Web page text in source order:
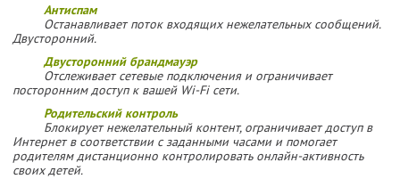
Антиспам
Останавливает поток входящих нежелательных сообщений.
Двусторонний.
Двусторонний брандмауэр
Отслеживает сетевые подключения и ограничивает
посторонним доступ к вашей Wi-Fi сети.
Родительский контроль
Блокирует нежелательный контент, ограничивает доступ в
Интернет в соответствии с заданными часами и помогает
родителям дистанционно контролировать онлайн-активность
своих детей.